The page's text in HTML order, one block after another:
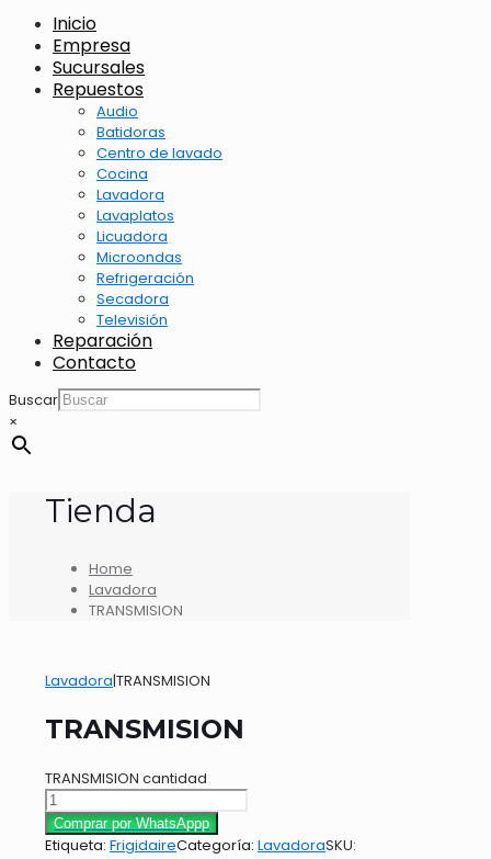
Inicio
Empresa
Sucursales
Repuestos
Audio
Batidoras
Centro de lavado
Cocina
Lavadora
Lavaplatos
Licuadora
Microondas
Refrigeración
Secadora
Televisión
Reparación
Contacto
Buscar
×
Tienda
Home
Lavadora
TRANSMISION
Lavadora|TRANSMISION
TRANSMISION
TRANSMISION cantidad
Comprar por WhatsAppp
Etiqueta: FrigidaireCategoría: LavadoraSKU: